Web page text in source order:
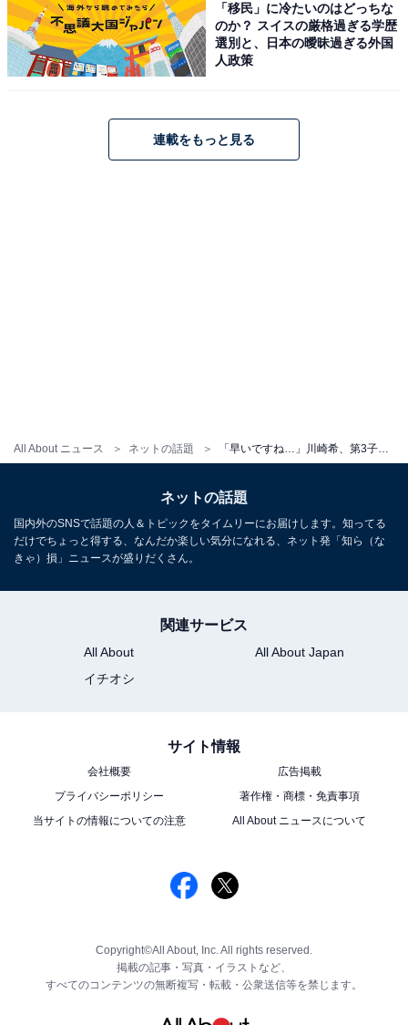
All About ニュース ネットの話題
「移民」に冷たいのはどっちな
のか？ スイスの厳格過ぎる学歴
選別と、日本の曖昧過ぎる外国
人政策
連載をもっと見る
ネットの話題
国内外のSNSで話題の人＆トピックをタイムリーにお届けします。知ってる
だけでちょっと得する、なんだか楽しい気分になれる、ネット発「知ら（な
きゃ）損」ニュースが盛りだくさん。
関連サービス
All About
All About Japan
イチオシ
サイト情報
会社概要
広告掲載
プライバシーポリシー
著作権・商標・免責事項
当サイトの情報についての注意
All About ニュースについて
Copyright©All About, Inc. All rights reserved.
掲載の記事・写真・イラストなど、
すべてのコンテンツの無断複写・転載・公衆送信等を禁じます。